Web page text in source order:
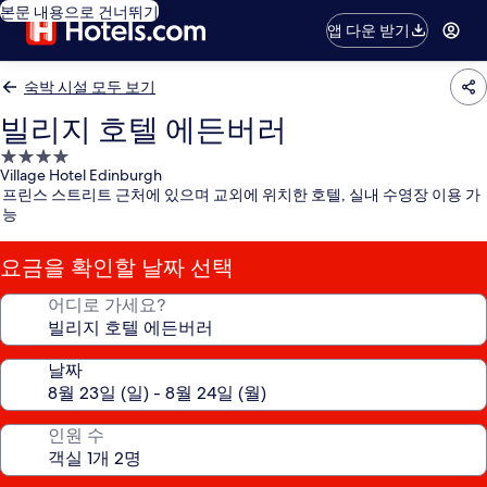
본문 내용으로 건너뛰기
앱 다운 받기
숙박 시설 모두 보기
빌리지 호텔 에든버러
4.0
성
급
숙
시
설
Village Hotel Edinburgh
프린스 스트리트 근처에 있으며 교외에 위치한 호텔, 실내 수영장 이용 가
능
요금을 확인할 날짜 선택
어디로 가세요?
날짜
인원 수